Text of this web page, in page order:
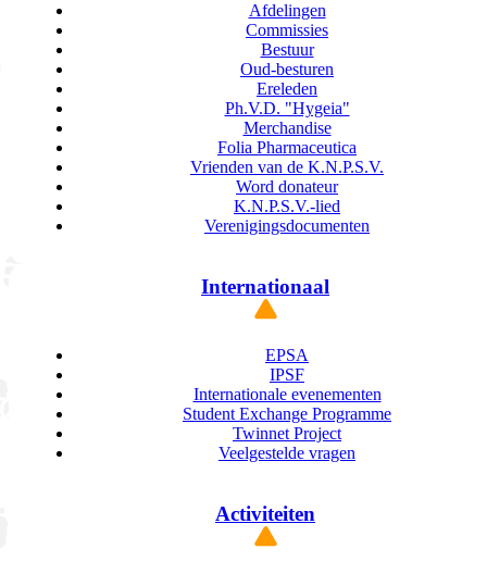
Afdelingen
Commissies
Bestuur
Oud-besturen
Ereleden
Ph.V.D. "Hygeia"
Merchandise
Folia Pharmaceutica
Vrienden van de K.N.P.S.V.
Word donateur
K.N.P.S.V.-lied
Verenigingsdocumenten
Internationaal
EPSA
IPSF
Internationale evenementen
Student Exchange Programme
Twinnet Project
Veelgestelde vragen
Activiteiten